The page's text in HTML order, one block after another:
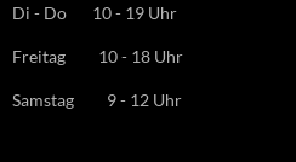
Di - Do 10 - 19 Uhr
Freitag 10 - 18 Uhr
Samstag 9 - 12 Uhr